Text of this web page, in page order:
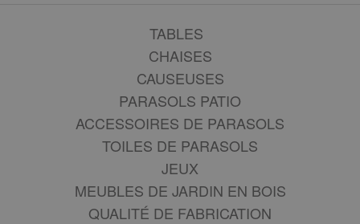
TABLES
CHAISES
CAUSEUSES
PARASOLS PATIO
ACCESSOIRES DE PARASOLS
TOILES DE PARASOLS
JEUX
MEUBLES DE JARDIN EN BOIS
QUALITÉ DE FABRICATION